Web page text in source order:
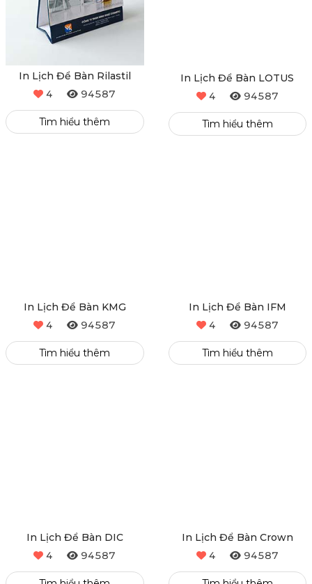
In Lịch Để Bàn Rilastil
In Lịch Để Bàn LOTUS
4
94587
Tìm hiểu thêm
In Lịch Để Bàn KMG
4
94587
Tìm hiểu thêm
In Lịch Để Bàn IFM
4
94587
Tìm hiểu thêm
In Lịch Để Bàn DIC
In Lịch Để Bàn Crown